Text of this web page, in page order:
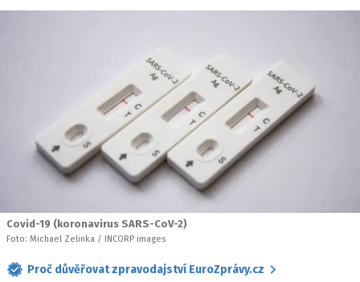
Covid-19 (koronavirus SARS-CoV-2)
Foto: Michael Zelinka / INCORP images
Proč důvěřovat zpravodajství EuroZprávy.cz